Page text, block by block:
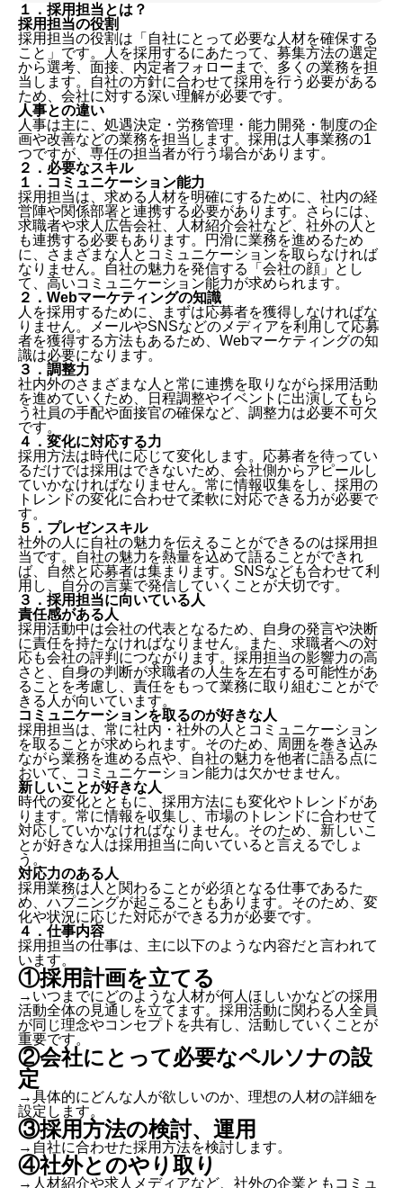
１．採用担当とは？
採用担当の役割
採用担当の役割は「自社にとって必要な人材を確保する
こと」です。人を採用するにあたって、募集方法の選定
から選考、面接、内定者フォローまで、多くの業務を担
当します。自社の方針に合わせて採用を行う必要がある
ため、会社に対する深い理解が必要です。
人事との違い
人事は主に、処遇決定・労務管理・能力開発・制度の企
画や改善などの業務を担当します。採用は人事業務の1
つですが、専任の担当者が行う場合があります。
２．必要なスキル
１．コミュニケーション能力
採用担当は、求める人材を明確にするために、社内の経
営陣や関係部署と連携する必要があります。さらには、
求職者や求人広告会社、人材紹介会社など、社外の人と
も連携する必要もあります。円滑に業務を進めるため
に、さまざまな人とコミュニケーションを取らなければ
なりません。自社の魅力を発信する「会社の顔」とし
て、高いコミュニケーション能力が求められます。
２．Webマーケティングの知識
人を採用するために、まずは応募者を獲得しなければな
りません。メールやSNSなどのメディアを利用して応募
者を獲得する方法もあるため、Webマーケティングの知
識は必要になります。
３．調整力
社内外のさまざまな人と常に連携を取りながら採用活動
を進めていくため、日程調整やイベントに出演してもら
う社員の手配や面接官の確保など、調整力は必要不可欠
です。
４．変化に対応する力
採用方法は時代に応じて変化します。応募者を待ってい
るだけでは採用はできないため、会社側からアピールし
ていかなければなりません。常に情報収集をし、採用の
トレンドの変化に合わせて柔軟に対応できる力が必要で
す。
５．プレゼンスキル
社外の人に自社の魅力を伝えることができるのは採用担
当です。自社の魅力を熱量を込めて語ることができれ
ば、自然と応募者は集まります。SNSなども合わせて利
用し、自分の言葉で発信していくことが大切です。
３．採用担当に向いている人
責任感がある人
採用活動中は会社の代表となるため、自身の発言や決断
に責任を持たなければなりません。また、求職者への対
応も会社の評判につながります。採用担当の影響力の高
さと、自身の判断が求職者の人生を左右する可能性があ
ることを考慮し、責任をもって業務に取り組むことがで
きる人が向いています。
コミュニケーションを取るのが好きな人
採用担当は、常に社内・社外の人とコミュニケーション
を取ることが求められます。そのため、
周囲を巻き込み
ながら業務を進める点や、自社の魅力を他者に語る点に
おいて、コミュニケーション能力は欠かせません。
新しいことが好きな人
時代の変化とともに、採用方法にも変化やトレンドがあ
ります。常に情報を収集し、市場のトレンドに合わせて
対応していかなければなりません。そのため、新しいこ
とが好きな人は採用担当に向いていると言えるでしょ
う。
対応力のある人
採用業務は人と関わることが必須となる仕事であるた
め、ハプニングが起こることもあります。そのため、変
化や状況に応じた対応ができる力が必要です。
４．仕事内容
採用担当の仕事は、主に以下のような内容だと言われて
います。
①採用計画を立てる
→いつまでにどのような人材が何人ほしいかなどの採用
活動全体の見通しを立てます。採用活動に関わる人全員
が同じ理念やコンセプトを共有し、活動していくことが
重要です。
②会社にとって必要なペルソナの設
定
→具体的にどんな人が欲しいのか、理想の人材の詳細を
設定します。
③採用方法の検討、運用
→自社に合わせた採用方法を検討します。
④社外とのやり取り
→人材紹介や求人メディアなど、社外の企業ともコミュ